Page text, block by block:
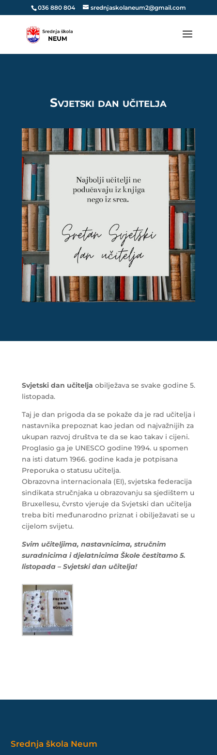
036 880 804 srednjaskolaneum2@gmail.com
Svjetski dan učitelja
Svjetski dan učitelja obilježava se svake godine 5.
listopada.
Taj je dan prigoda da se pokaže da je rad učitelja i
nastavnika prepoznat kao jedan od najvažnijih za
ukupan razvoj društva te da se kao takav i cijeni.
Proglasio ga je UNESCO godine 1994. u spomen
na isti datum 1966. godine kada je potpisana
Preporuka o statusu učitelja.
Obrazovna internacionala (EI), svjetska federacija
sindikata stručnjaka u obrazovanju sa sjedištem u
Bruxellesu, čvrsto vjeruje da Svjetski dan učitelja
treba biti međunarodno priznat i obilježavati se u
cijelom svijetu.
Svim učiteljima, nastavnicima, stručnim
suradnicima i djelatnicima Škole čestitamo 5.
listopada – Svjetski dan učitelja!
Srednja škola Neum